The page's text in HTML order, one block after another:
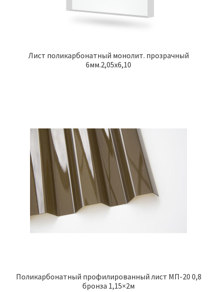
Лист поликарбонатный монолит. прозрачный
6мм.2,05х6,10
Поликарбонатный профилированный лист МП-20 0,8
бронза 1,15×2м